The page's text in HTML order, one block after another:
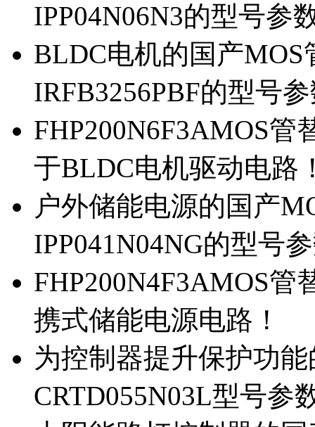
IPP04N06N3的型号参
BLDC电机的国产MOS
IRFB3256PBF的型号
FHP200N6F3AMOS管
于BLDC电机驱动电路
户外储能电源的国产
IPP041N04NG的型号
FHP200N4F3AMOS管
携式储能电源电路！
为控制器提升保护功
CRTD055N03L型号参